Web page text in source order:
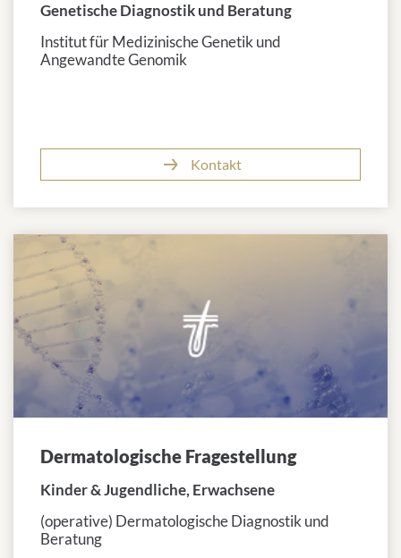
Genetische Diagnostik und Beratung
Institut für Medizinische Genetik und
Angewandte Genomik
Kontakt
Dermatologische Fragestellung
Kinder & Jugendliche, Erwachsene
(operative) Dermatologische Diagnostik und
Beratung